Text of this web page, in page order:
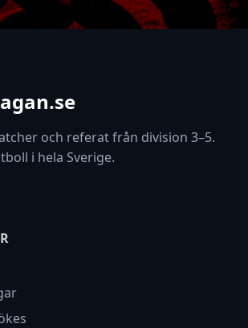
och referat från division 3–5.
i hela Sverige.